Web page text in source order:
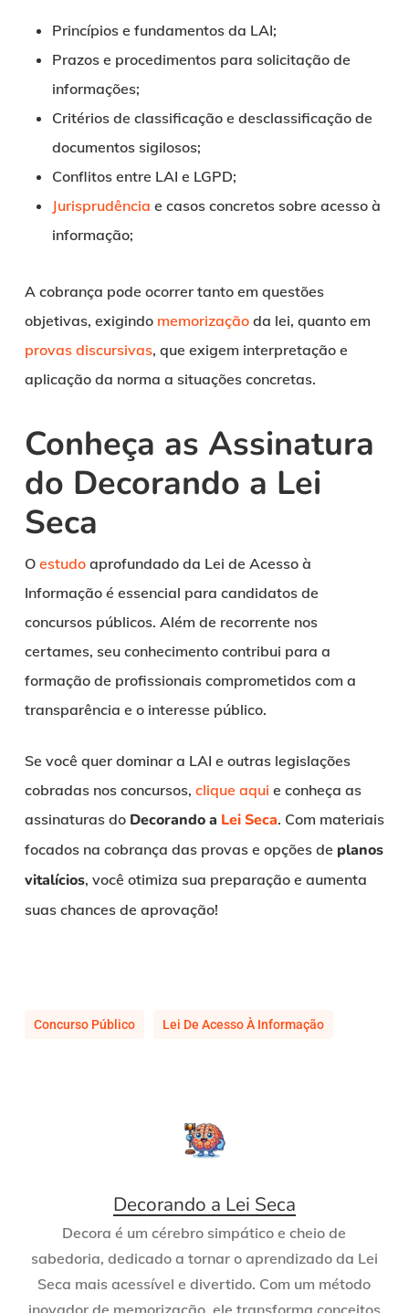
Princípios e fundamentos da LAI;
Prazos e procedimentos para solicitação de
informações;
Critérios de classificação e desclassificação de
documentos sigilosos;
Conflitos entre LAI e LGPD;
Jurisprudência e casos concretos sobre acesso à
informação;
A cobrança pode ocorrer tanto em questões
objetivas, exigindo memorizaçãoda lei, quanto em
provas discursivas, que exigem interpretação e
aplicação da norma a situações concretas.
Conheça as Assinatura
do Decorando a Lei
Seca
O estudoaprofundado da Lei de Acesso à
Informação é essencial para candidatos de
concursos públicos. Além de recorrente nos
certames, seu conhecimento contribui para a
formação de profissionais comprometidos com a
transparência e o interesse público.
Se você quer dominar a LAI e outras legislações
cobradas nos concursos, clique aqui e conheça as
assinaturas do Decorando a Lei Seca. Com materiais
focados na cobrança das provas e opções de planos
vitalícios, você otimiza sua preparação e aumenta
suas chances de aprovação!
Concurso Público Lei De Acesso À Informação
Decorando a Lei Seca
Decora é um cérebro simpático e cheio de
sabedoria, dedicado a tornar o aprendizado da Lei
Seca mais acessível e divertido. Com um método